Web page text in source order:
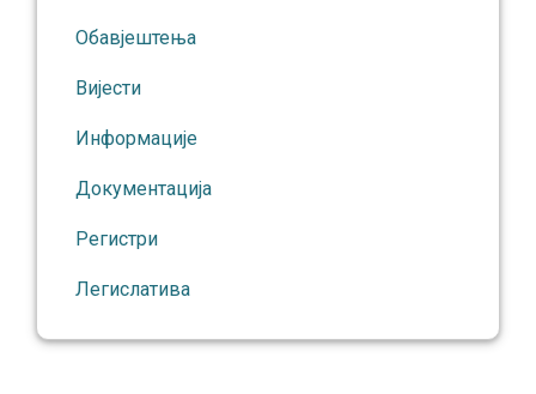
Обавјештења
Вијести
Информације
Документација
Регистри
Легислатива